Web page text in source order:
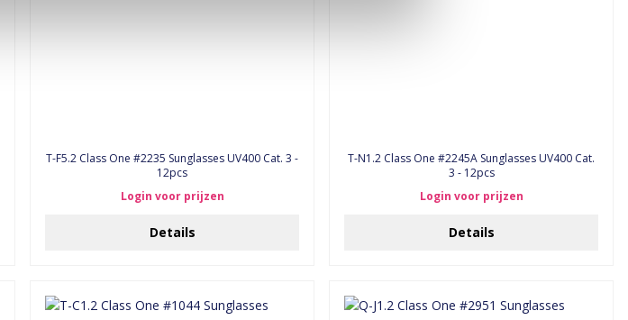
T-F5.2 Class One #2235 Sunglasses UV400 Cat. 3 -
12pcs
Login voor prijzen
Details
T-N1.2 Class One #2245A Sunglasses UV400 Cat.
3 - 12pcs
Login voor prijzen
Details